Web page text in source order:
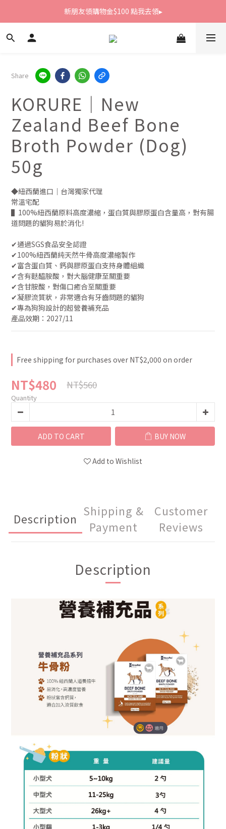
新朋友領購物金$100 點我去領▸
新朋友領購物金$100 點我去領▸
全館滿1800免運
Share
KORURE｜New
Zealand Beef Bone
Broth Powder (Dog)
50g
◆紐西蘭進口｜台灣獨家代理
常溫宅配
▌100%紐西蘭原料高度濃縮，蛋白質與膠原蛋白含量高，對有腸
道問題的貓狗易於消化!
✔︎通過SGS食品安全認證
✔︎100%紐西蘭純天然牛骨高度濃縮製作
✔︎富含蛋白質、鈣與膠原蛋白支持身體組織
✔︎含有麩醯胺酸，對大腦健康至關重要
✔︎含甘胺酸，對傷口癒合至關重要
✔︎凝膠流質狀，非常適合有牙齒問題的貓狗
✔︎專為狗狗設計的超營養補充品
產品效期：2027/11
Free shipping for purchases over NT$2,000 on order
NT$480 NT$560
Quantity
ADD TO CART BUY NOW
Add to Wishlist
Description
Shipping &
Payment
Customer
Reviews
Description